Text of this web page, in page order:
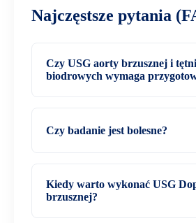
Najczęstsze pytania
Czy USG aorty brzusznej i
biodrowych wymaga
Czy badanie jest bolesne?
Kiedy warto wykonać USG
brzusznej?